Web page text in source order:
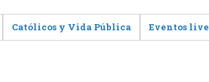
Católicos y Vida Pública Eventos live